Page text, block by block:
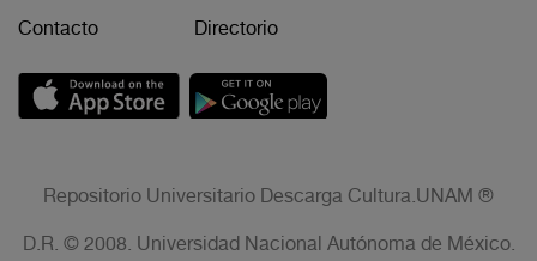
Contacto Directorio
Repositorio Universitario Descarga Cultura.UNAM ®
D.R. © 2008. Universidad Nacional Autónoma de México.